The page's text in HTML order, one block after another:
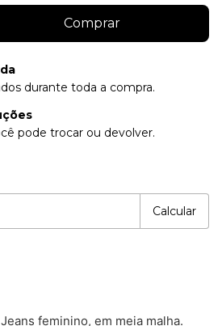
durante toda a compra.
pode trocar ou devolver.
Calcular
feminino, em meia malha.